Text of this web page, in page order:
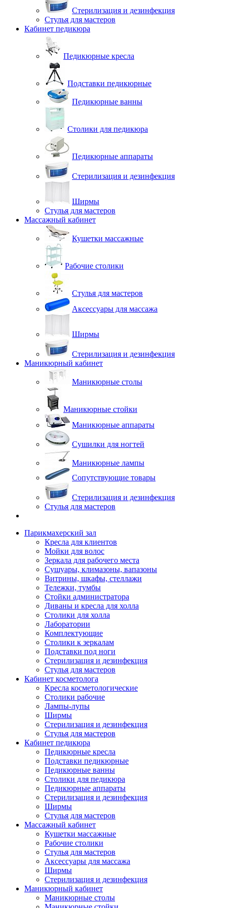
Стерилизация и дезинфекция
Стулья для мастеров
Кабинет педикюра
Педикюрные кресла
Подставки педикюрные
Педикюрные ванны
Столики для педикюра
Педикюрные аппараты
Стерилизация и дезинфекция
Ширмы
Стулья для мастеров
Массажный кабинет
Кушетки массажные
Рабочие столики
Стулья для мастеров
Аксессуары для массажа
Ширмы
Стерилизация и дезинфекция
Маникюрный кабинет
Маникюрные столы
Маникюрные стойки
Маникюрные аппараты
Сушилки для ногтей
Маникюрные лампы
Сопутствующие товары
Стерилизация и дезинфекция
Стулья для мастеров
Парикмахерский зал
Кресла для клиентов
Мойки для волос
Зеркала для рабочего места
Сушуары, климазоны, вапазоны
Витрины, шкафы, стеллажи
Тележки, тумбы
Стойки администратора
Диваны и кресла для холла
Столики для холла
Лаборатории
Комплектующие
Столики к зеркалам
Подставки под ноги
Стерилизация и дезинфекция
Стулья для мастеров
Кабинет косметолога
Кресла косметологические
Столики рабочие
Лампы-лупы
Ширмы
Стерилизация и дезинфекция
Стулья для мастеров
Кабинет педикюра
Педикюрные кресла
Подставки педикюрные
Педикюрные ванны
Столики для педикюра
Педикюрные аппараты
Стерилизация и дезинфекция
Ширмы
Стулья для мастеров
Массажный кабинет
Кушетки массажные
Рабочие столики
Стулья для мастеров
Аксессуары для массажа
Ширмы
Стерилизация и дезинфекция
Маникюрный кабинет
Маникюрные столы